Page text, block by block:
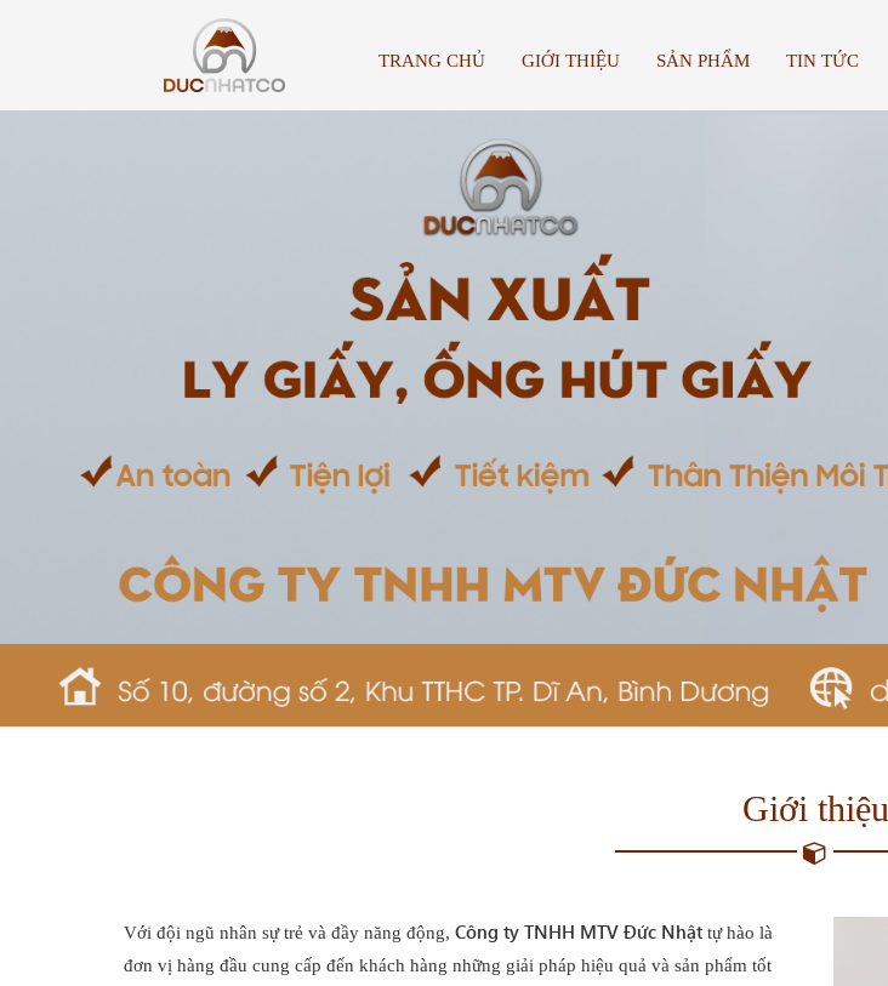
TRANG CHỦ GIỚI THIỆU SẢN PHẨM TIN TỨC
Giới thiệu
Với đội ngũ nhân sự trẻ và đầy năng động, Công ty TNHH MTV Đức Nhật tự hào là
đơn vị hàng đầu cung cấp đến khách hàng những giải pháp hiệu quả và sản phẩm tốt